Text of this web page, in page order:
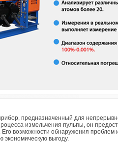
предназначенный для
измельчения пульпы, он
возможности обнаружения проблем
экономическую выгоду.